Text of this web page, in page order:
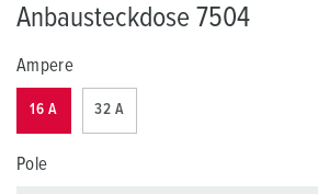
Anbausteckdose 7504
Ampere
16 A 32 A
Pole